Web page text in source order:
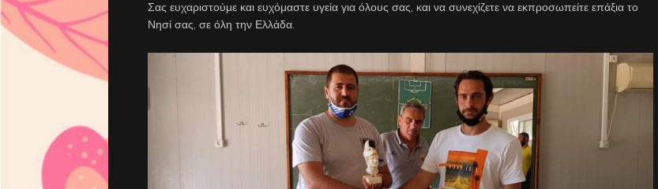
Σας ευχαριστούμε και ευχόμαστε υγεία για όλους σας, και να συνεχίζετε να εκπροσωπείτε επάξια το
Νησί σας, σε όλη την Ελλάδα.